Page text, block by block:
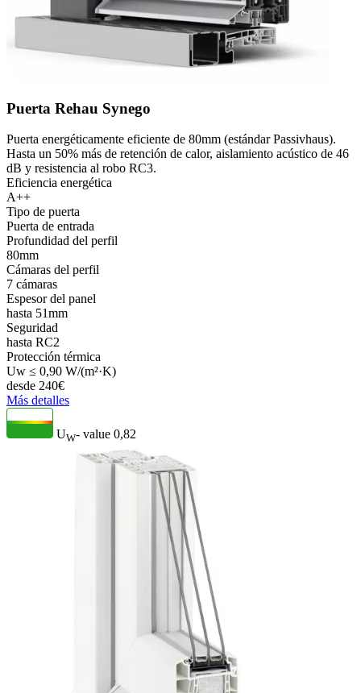
Puerta Rehau Synego
Puerta energéticamente eficiente de 80mm (estándar Passivhaus).
Hasta un 50% más de retención de calor, aislamiento acústico de 46
dB y resistencia al robo RC3.
Eficiencia energética
A++
Tipo de puerta
Puerta de entrada
Profundidad del perfil
80mm
Cámaras del perfil
7 cámaras
Espesor del panel
hasta 51mm
Seguridad
hasta RC2
Protección térmica
Uw ≤ 0,90 W/(m²·K)
desde 240€
Más detalles
UW- value 0,82